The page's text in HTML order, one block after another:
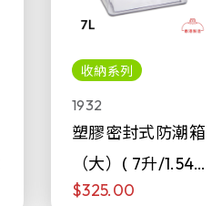
收納系列
1932
塑膠密封式防潮箱
（大）( 7升/1.54加
侖)
$325.00